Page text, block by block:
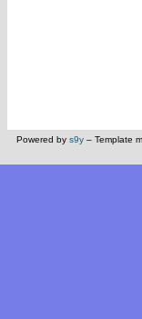
Powered by s9y – Template